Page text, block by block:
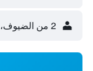
2 من الضيوف، غرفة واحدة